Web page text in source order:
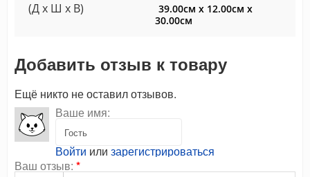
(Д x Ш x В)
39.00см x 12.00см x
30.00см
Добавить отзыв к товару
Ещё никто не оставил отзывов.
Ваше имя:
Войти или зарегистрироваться
Ваш отзыв: *